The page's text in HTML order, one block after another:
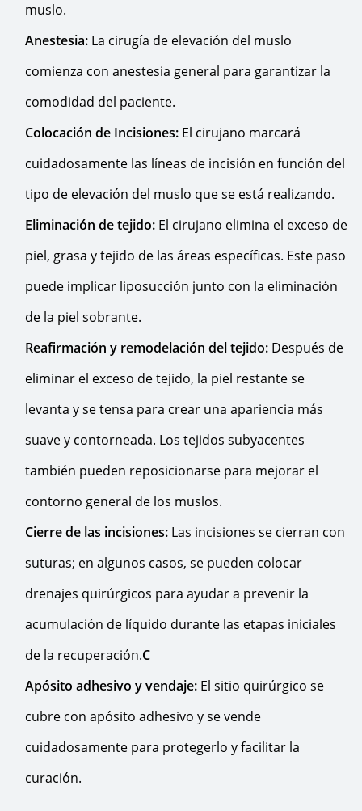
muslo.
Anestesia: La cirugía de elevación del muslo
comienza con anestesia general para garantizar la
comodidad del paciente.
Colocación de Incisiones: El cirujano marcará
cuidadosamente las líneas de incisión en función del
tipo de elevación del muslo que se está realizando.
Eliminación de tejido: El cirujano elimina el exceso de
piel, grasa y tejido de las áreas específicas. Este paso
puede implicar liposucción junto con la eliminación
de la piel sobrante.
Reafirmación y remodelación del tejido: Después de
eliminar el exceso de tejido, la piel restante se
levanta y se tensa para crear una apariencia más
suave y contorneada. Los tejidos subyacentes
también pueden reposicionarse para mejorar el
contorno general de los muslos.
Cierre de las incisiones: Las incisiones se cierran con
suturas; en algunos casos, se pueden colocar
drenajes quirúrgicos para ayudar a prevenir la
acumulación de líquido durante las etapas iniciales
de la recuperación.C
Apósito adhesivo y vendaje: El sitio quirúrgico se
cubre con apósito adhesivo y se vende
cuidadosamente para protegerlo y facilitar la
curación.